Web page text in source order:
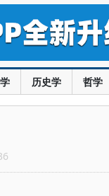
历史学 哲学